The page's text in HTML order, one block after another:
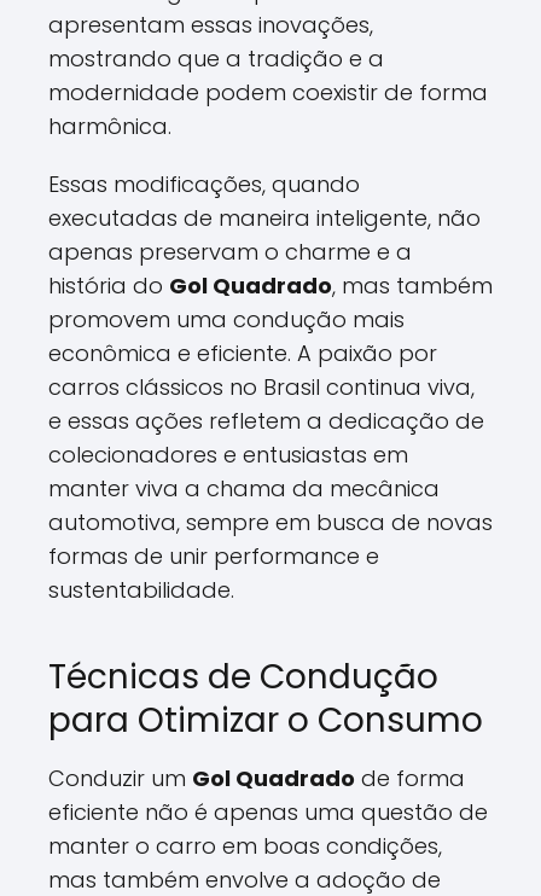
apresentam essas inovações,
mostrando que a tradição e a
modernidade podem coexistir de forma
harmônica.
Essas modificações, quando
executadas de maneira inteligente, não
apenas preservam o charme e a
história do Gol Quadrado, mas também
promovem uma condução mais
econômica e eficiente. A paixão por
carros clássicos no Brasil continua viva,
e essas ações refletem a dedicação de
colecionadores e entusiastas em
manter viva a chama da mecânica
automotiva, sempre em busca de novas
formas de unir performance e
sustentabilidade.
Técnicas de Condução
para Otimizar o Consumo
Conduzir um Gol Quadrado de forma
eficiente não é apenas uma questão de
manter o carro em boas condições,
mas também envolve a adoção de